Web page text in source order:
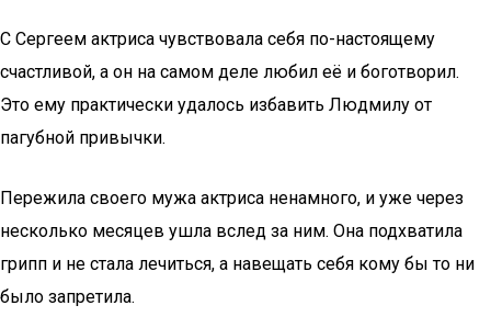
С Сергеем актриса чувствовала себя по-настоящему
счастливой, а он на самом деле любил её и боготворил.
Это ему практически удалось избавить Людмилу от
пагубной привычки.
Пережила своего мужа актриса ненамного, и уже через
несколько месяцев ушла вслед за ним. Она подхватила
грипп и не стала лечиться, а навещать себя кому бы то ни
было запретила.